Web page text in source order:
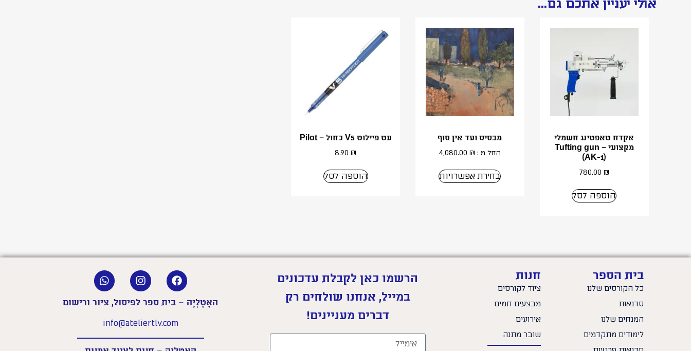
אולי יעניין אתכם גם...
אקדח טאפטינג חשמלי
מקצועי – Tufting gun
(AK-1)
780.00₪
הוספה לסל
מבסיס ועד אין סוף
החל מ : 4,080.00 ₪
בחירת אפשרויות
עט פיילוט V5 כחול – Pilot
8.90₪
הוספה לסל
בית הספר
כל הקורסים שלנו
סדנאות
המנחים שלנו
לימודים מתקדמים
חנות
ציוד לקורסים
מבצעים חמים
אירועים
שובר מתנה
הרשמו כאן לקבלת עדכונים
במייל, אנחנו שולחים רק
דברים מעניינים!
האָטֶלְיֶה – בית ספר לפיסול, ציור ורישום
info@ateliertlv.com